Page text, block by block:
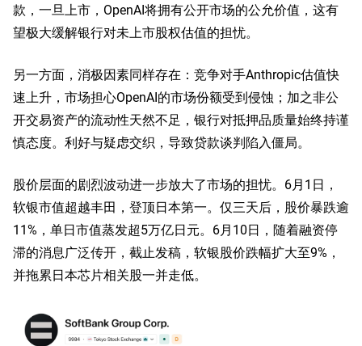
款，一旦上市，OpenAI将拥有公开市场的公允价值，这有
望极大缓解银行对未上市股权估值的担忧。
另一方面，消极因素同样存在：竞争对手Anthropic估值快
速上升，市场担心OpenAI的市场份额受到侵蚀；加之非公
开交易资产的流动性天然不足，银行对抵押品质量始终持谨
慎态度。利好与疑虑交织，导致贷款谈判陷入僵局。
股价层面的剧烈波动进一步放大了市场的担忧。6月1日，
软银市值超越丰田，登顶日本第一。仅三天后，股价暴跌逾
11%，单日市值蒸发超5万亿日元。6月10日，随着融资停
滞的消息广泛传开，截止发稿，软银股价跌幅扩大至9%，
并拖累日本芯片相关股一并走低。